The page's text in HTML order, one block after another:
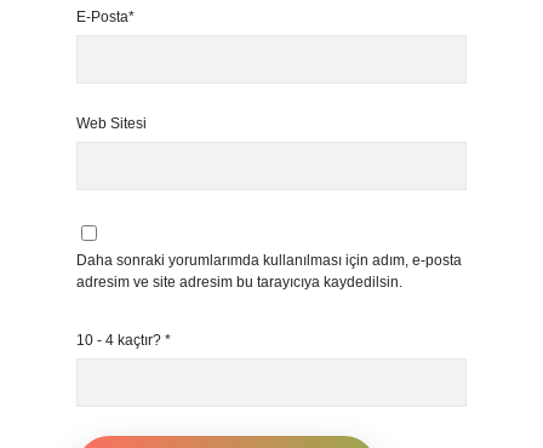
E-Posta*
Web Sitesi
Daha sonraki yorumlarımda kullanılması için adım, e-posta
adresim ve site adresim bu tarayıcıya kaydedilsin.
10 - 4 kaçtır? *